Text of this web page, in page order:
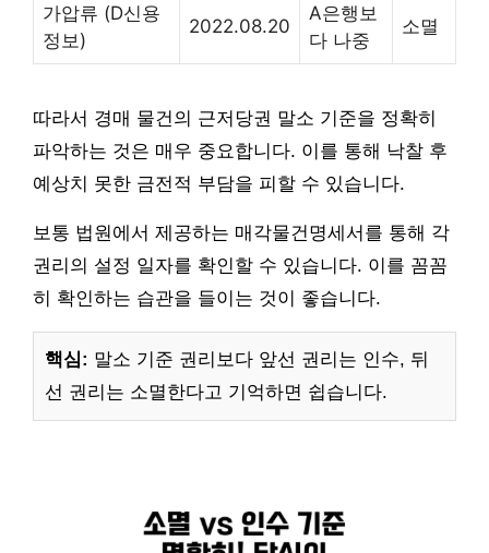
가압류 (D신용
정보)
2022.08.20
A은행보
다 나중
소멸
따라서 경매 물건의 근저당권 말소 기준을 정확히
파악하는 것은 매우 중요합니다. 이를 통해 낙찰 후
예상치 못한 금전적 부담을 피할 수 있습니다.
보통 법원에서 제공하는 매각물건명세서를 통해 각
권리의 설정 일자를 확인할 수 있습니다. 이를 꼼꼼
히 확인하는 습관을 들이는 것이 좋습니다.
핵심: 말소 기준 권리보다 앞선 권리는 인수, 뒤
선 권리는 소멸한다고 기억하면 쉽습니다.